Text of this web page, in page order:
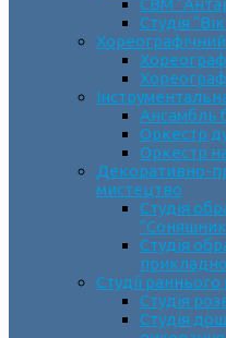
Студія
Ансамбль
Оркестр
Оркестр
Декоративно-
мистецтво
Cтудія
Студія
Студії
Студія
Студія